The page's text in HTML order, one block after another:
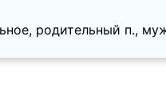
родительный п.,